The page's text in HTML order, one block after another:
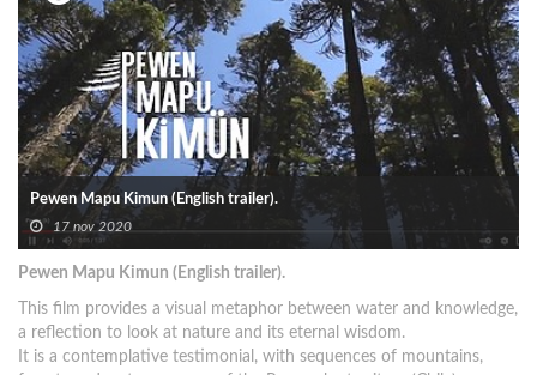
Pewen Mapu Kimun (English trailer).
17 nov 2020
Pewen Mapu Kimun (English trailer).
This film provides a visual metaphor between water and knowledge,
a reflection to look at nature and its eternal wisdom.
It is a contemplative testimonial, with sequences of mountains,